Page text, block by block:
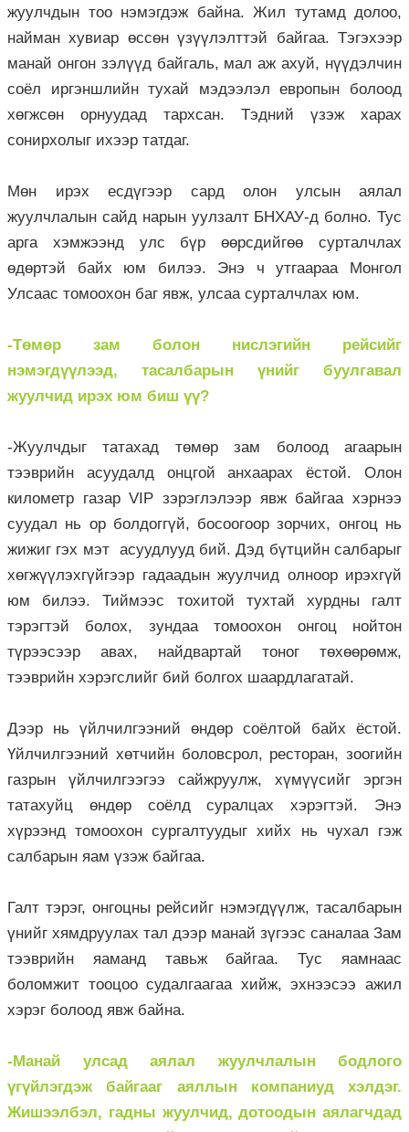
жуулчдын тоо нэмэгдэж байна. Жил тутамд долоо,
найман хувиар өссөн үзүүлэлттэй байгаа. Тэгэхээр
манай онгон зэлүүд байгаль, мал аж ахуй, нүүдэлчин
соёл иргэншлийн тухай мэдээлэл европын болоод
хөгжсөн орнуудад тархсан. Тэдний үзэж харах
сонирхолыг ихээр татдаг.
Мөн ирэх есдүгээр сард олон улсын аялал
жуулчлалын сайд нарын уулзалт БНХАУ-д болно. Тус
арга хэмжээнд улс бүр өөрсдийгөө сурталчлах
өдөртэй байх юм билээ. Энэ ч утгаараа Монгол
Улсаас томоохон баг явж, улсаа сурталчлах юм.
-Төмөр зам болон нислэгийн рейсийг
нэмэгдүүлээд, тасалбарын үнийг буулгавал
жуулчид ирэх юм биш үү?
-Жуулчдыг татахад төмөр зам болоод агаарын
тээврийн асуудалд онцгой анхаарах ёстой. Олон
километр газар VIP зэрэглэлээр явж байгаа хэрнээ
суудал нь ор болдоггүй, босоогоор зорчих, онгоц нь
жижиг гэх мэт асуудлууд бий. Дэд бүтцийн салбарыг
хөгжүүлэхгүйгээр гадаадын жуулчид олноор ирэхгүй
юм билээ. Тиймээс тохитой тухтай хурдны галт
тэрэгтэй болох, зундаа томоохон онгоц нойтон
түрээсээр авах, найдвартай тоног төхөөрөмж,
тээврийн хэрэгслийг бий болгох шаардлагатай.
Дээр нь үйлчилгээний өндөр соёлтой байх ёстой.
Үйлчилгээний хөтчийн боловсрол, ресторан, зоогийн
газрын үйлчилгээгээ сайжруулж, хүмүүсийг эргэн
татахуйц өндөр соёлд суралцах хэрэгтэй. Энэ
хүрээнд томоохон сургалтуудыг хийх нь чухал гэж
салбарын яам үзэж байгаа.
Галт тэрэг, онгоцны рейсийг нэмэгдүүлж, тасалбарын
үнийг хямдруулах тал дээр манай зүгээс саналаа Зам
тээврийн яаманд тавьж байгаа. Тус яамнаас
боломжит тооцоо судалгаагаа хийж, эхнээсээ ажил
хэрэг болоод явж байна.
-Манай улсад аялал жуулчлалын бодлого
үгүйлэгдэж байгааг аяллын компаниуд хэлдэг.
Жишээлбэл, гадны жуулчид, дотоодын аялагчдад